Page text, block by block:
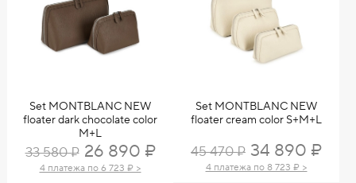
Set MONTBLANC NEW
floater dark chocolate color
M+L
33 580 ₽ 26 890 ₽
4 платежа по 6 723 ₽ >
Set MONTBLANC NEW
floater cream color S+M+L
45 470 ₽ 34 890 ₽
4 платежа по 8 723 ₽ >